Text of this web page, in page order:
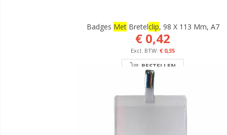
Badges MetBretelClip, 98 X 113 Mm, A7
€ 0,42
€ 0,35
BESTELLEN